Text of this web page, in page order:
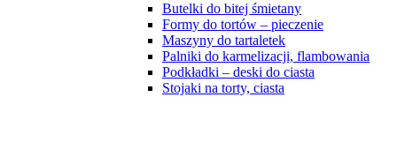
Butelki do bitej śmietany
Formy do tortów – pieczenie
Maszyny do tartaletek
Palniki do karmelizacji, flambowania
Podkładki – deski do ciasta
Stojaki na torty, ciasta